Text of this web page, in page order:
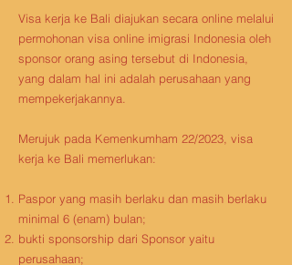
Visa kerja ke Bali diajukan secara online melalui
permohonan visa online imigrasi Indonesia oleh
sponsor orang asing tersebut di Indonesia,
yang dalam hal ini adalah perusahaan yang
mempekerjakannya.
Merujuk pada Kemenkumham 22/2023, visa
kerja ke Bali memerlukan:
Paspor yang masih berlaku dan masih berlaku
minimal 6 (enam) bulan;
bukti sponsorship dari Sponsor yaitu
perusahaan;